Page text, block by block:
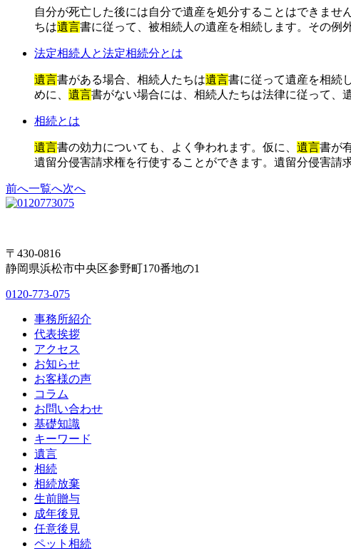
自分が死亡した後には自分で遺産を処分することはできませ
ちは遺言書に従って、被相続人の遺産を相続します。その例
法定相続人と法定相続分とは
遺言書がある場合、相続人たちは遺言書に従って遺産を相続
めに、 遺言書がない場合には、相続人たちは法律に従って
相続とは
遺言書の効力についても、よく争われます。仮に、 遺言書が
遺留分侵害請求権を行使することができます。遺留分侵害
前へ一覧へ次へ
〒430-0816
静岡県浜松市中央区参野町170番地の1
0120-773-075
事務所紹介
代表挨拶
アクセス
お知らせ
お客様の声
コラム
お問い合わせ
基礎知識
キーワード
遺言
相続
相続放棄
生前贈与
成年後見
任意後見
ペット相続